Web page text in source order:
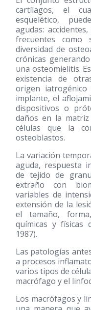
cartílagos, el
esquelético,
agudas:
frecuentes
diversidad de
crónicas
una osteomielitis.
existencia de
origen
implante, el
dispositivos o
daños en la
células que la
osteoblastos.
La variación
aguda, respuesta
de tejido de
extraño con
variables de
extensión de la
el tamaño,
químicas y físicas
1987).
Las patologías
a procesos
varios tipos de
macrófago y el
Los macrófagos y